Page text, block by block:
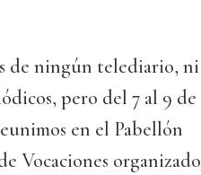
de ningún telediario, ni
pero del 7 al 9 de
en el Pabellón
Vocaciones organizado